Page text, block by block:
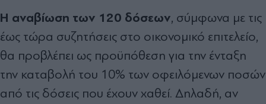
Η αναβίωση των 120 δόσεων, σύμφωνα με τις
έως τώρα συζητήσεις στο οικονομικό επιτελείο,
θα προβλέπει ως προϋπόθεση για την ένταξη
την καταβολή του 10% των οφειλόμενων ποσών
από τις δόσεις που έχουν χαθεί. Δηλαδή, αν